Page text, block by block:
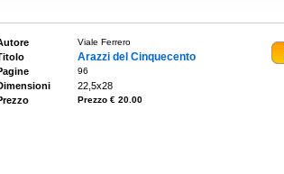
Viale Ferrero
Arazzi del Cinquecento
96
22,5x28
Prezzo € 20.00